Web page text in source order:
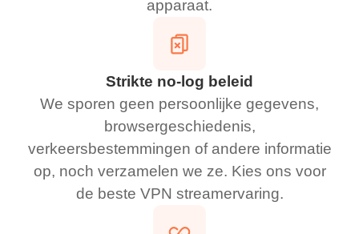
apparaat.
Strikte no-log beleid
We sporen geen persoonlijke gegevens,
browsergeschiedenis,
verkeersbestemmingen of andere informatie
op, noch verzamelen we ze. Kies ons voor
de beste VPN streamervaring.